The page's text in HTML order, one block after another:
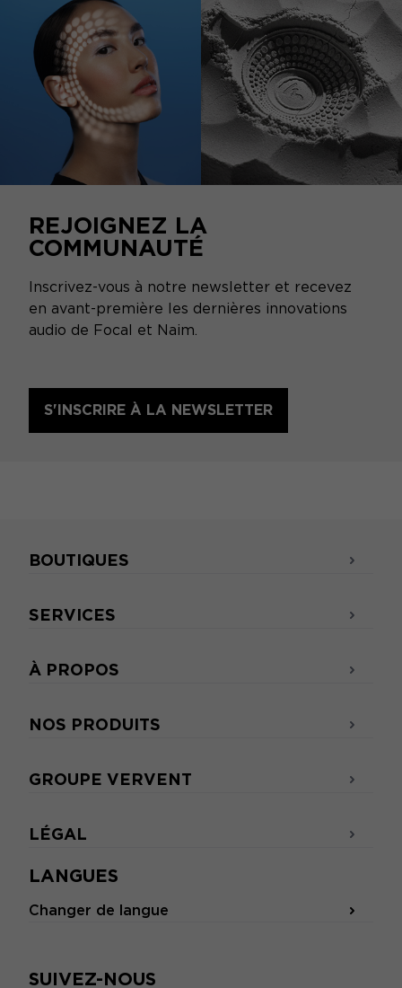
REJOIGNEZ LA
COMMUNAUTÉ
Inscrivez-vous à notre newsletter et recevez
en avant-première les dernières innovations
audio de Focal et Naim.
S'INSCRIRE À LA NEWSLETTER
LANGUES
Changer de langue
SUIVEZ-NOUS
BOUTIQUES
SERVICES
À PROPOS
NOS PRODUITS
GROUPE VERVENT
LÉGAL